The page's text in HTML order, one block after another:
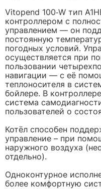
Vitopend 100‑W тип
контроллером с
управлением — он
постоянную
погодных условий.
осуществляется при
пользовании
навигации — с её
теплоносителя в
бойлере. В
система
пользователей о
Котёл способен
управление – при
наружного воздуха
отдельно).
Одноконтурное
более комфортную